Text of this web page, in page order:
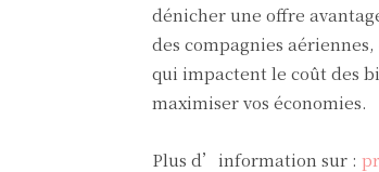
dénicher une offre
des compagnies
qui impactent le coût des
maximiser vos économies.
Plus d’information sur :